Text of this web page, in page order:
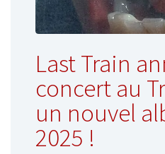
Last Train
concert au
un nouvel
2025 !